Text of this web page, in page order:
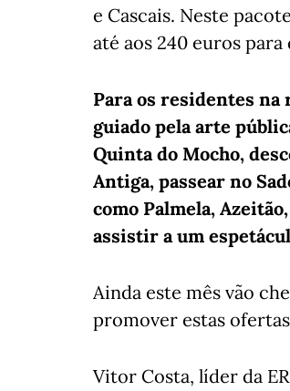
e Cascais. Neste
até aos 240 euros para
Para os residentes
guiado pela arte
Quinta do Mocho,
Antiga, passear no
como Palmela,
assistir a um
Ainda este mês vão
promover estas
Vitor Costa, líder da